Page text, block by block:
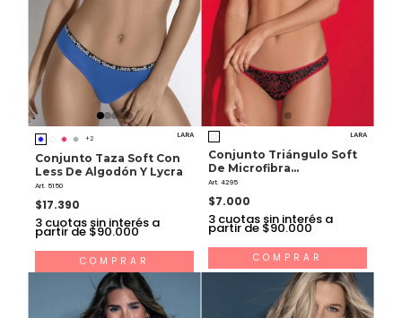
+2 LARA
Conjunto Taza Soft Con
Less De Algodón Y Lycra
Art. 5150
$17.390
3 cuotas sin interés a
partir de $90.000
COMPRAR
LARA
Conjunto Triángulo Soft
De Microfibra
Estamapada, Con Less.
Art. 4295
$7.000
3 cuotas sin interés a
partir de $90.000
COMPRAR